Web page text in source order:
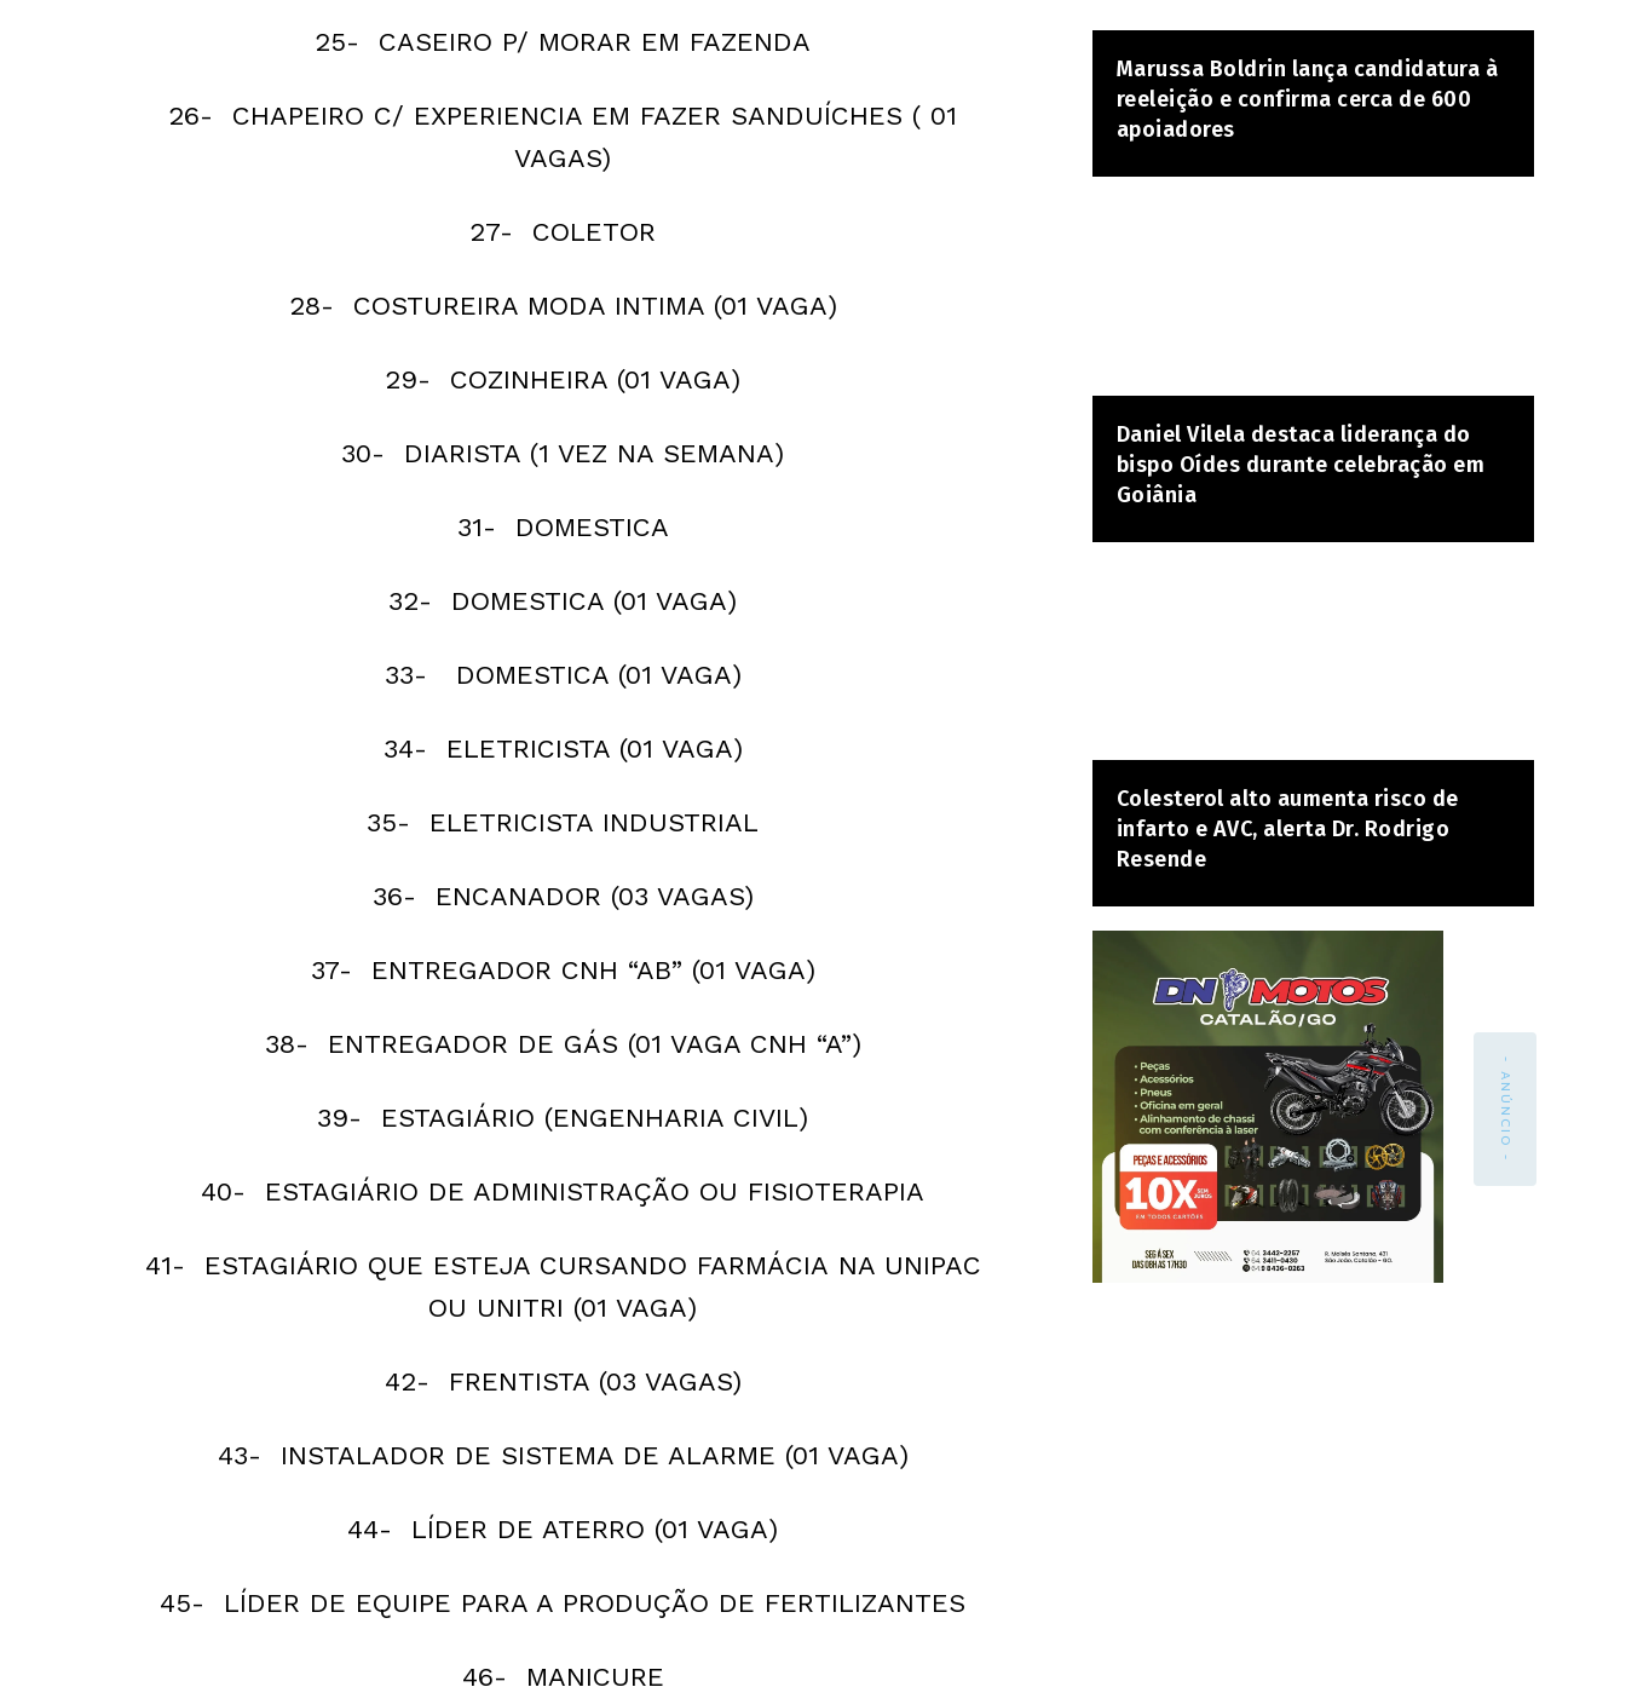
25- CASEIRO P/ MORAR EM FAZENDA
26- CHAPEIRO C/ EXPERIENCIA EM FAZER SANDUÍCHES ( 01
VAGAS)
27- COLETOR
28- COSTUREIRA MODA INTIMA (01 VAGA)
29- COZINHEIRA (01 VAGA)
30- DIARISTA (1 VEZ NA SEMANA)
31- DOMESTICA
32- DOMESTICA (01 VAGA)
33- DOMESTICA (01 VAGA)
34- ELETRICISTA (01 VAGA)
35- ELETRICISTA INDUSTRIAL
36- ENCANADOR (03 VAGAS)
37- ENTREGADOR CNH “AB” (01 VAGA)
38- ENTREGADOR DE GÁS (01 VAGA CNH “A”)
39- ESTAGIÁRIO (ENGENHARIA CIVIL)
40- ESTAGIÁRIO DE ADMINISTRAÇÃO OU FISIOTERAPIA
41- ESTAGIÁRIO QUE ESTEJA CURSANDO FARMÁCIA NA UNIPAC
OU UNITRI (01 VAGA)
42- FRENTISTA (03 VAGAS)
43- INSTALADOR DE SISTEMA DE ALARME (01 VAGA)
44- LÍDER DE ATERRO (01 VAGA)
45- LÍDER DE EQUIPE PARA A PRODUÇÃO DE FERTILIZANTES
46- MANICURE
Marussa Boldrin lança candidatura à
reeleição e confirma cerca de 600
apoiadores
Daniel Vilela destaca liderança do
bispo Oídes durante celebração em
Goiânia
Colesterol alto aumenta risco de
infarto e AVC, alerta Dr. Rodrigo
Resende
- ANÚNCIO -